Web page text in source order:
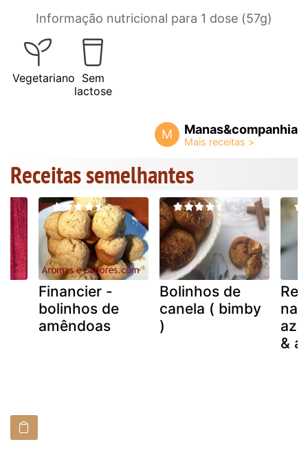
Informação nutricional para 1 dose (57g)
Vegetariano Sem
lactose
M Manas&companhia
Receitas semelhantes
Financier -
bolinhos de
amêndoas
Bolinhos de
canela ( bimby
)
&